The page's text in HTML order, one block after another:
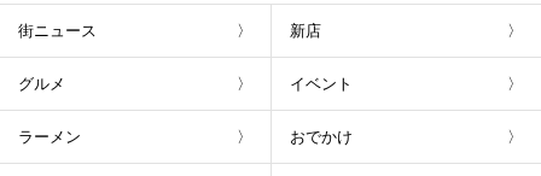
街ニュース 新店
グルメ イベント
ラーメン おでかけ